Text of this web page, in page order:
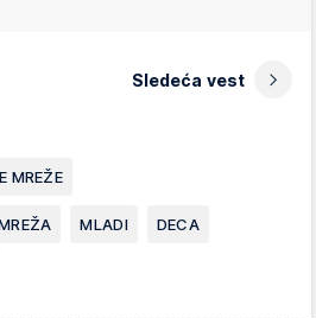
Sledeća vest
MREŽE
MLADI DECA